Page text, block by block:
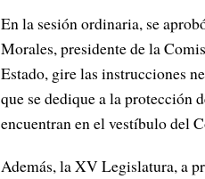
En la sesión ordinaria, se
Morales, presidente de la
Estado, gire las instrucciones
que se dedique a la protección
encuentran en el vestíbulo del
Además, la XV Legislatura, a